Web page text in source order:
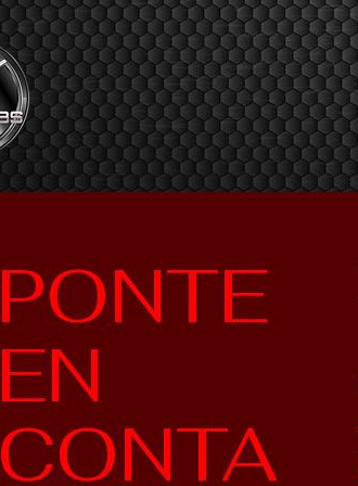
PONTE
EN
CONTA